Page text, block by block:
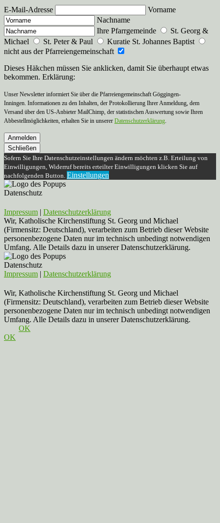
E-Mail-Adresse
Vorname
Nachname
Ihre Pfarrgemeinde
St. Georg &
Michael
St. Peter & Paul
Kuratie St. Johannes Baptist
nicht aus der Pfarreiengemeinschaft
Dieses Häkchen müssen Sie anklicken, damit Sie überhaupt etwas
bekommen. Erklärung:
Unser Newsletter informiert Sie über die Pfarreiengemeinschaft Göggingen-
Inningen. Informationen zu den Inhalten, der Protokollierung Ihrer Anmeldung, dem
Versand über den US-Anbieter MailChimp, der statistischen Auswertung sowie Ihren
Abbestellmöglichkeiten, erhalten Sie in unserer Datenschutzerklärung.
Anmelden
Schließen
Sofern Sie Ihre Datenschutzeinstellungen ändern möchten z.B. Erteilung von
Einwilligungen, Widerruf bereits erteilter Einwilligungen klicken Sie auf
nachfolgenden Button. Einstellungen
Datenschutz
Impressum | Datenschutzerklärung
Wir, Katholische Kirchenstiftung St. Georg und Michael
(Firmensitz: Deutschland), verarbeiten zum Betrieb dieser Website
personenbezogene Daten nur im technisch unbedingt notwendigen
Umfang. Alle Details dazu in unserer Datenschutzerklärung.
Datenschutz
Impressum | Datenschutzerklärung
Wir, Katholische Kirchenstiftung St. Georg und Michael
(Firmensitz: Deutschland), verarbeiten zum Betrieb dieser Website
personenbezogene Daten nur im technisch unbedingt notwendigen
Umfang. Alle Details dazu in unserer Datenschutzerklärung.
OK
OK